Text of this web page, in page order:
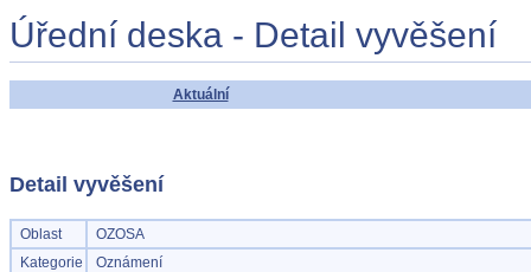
Úřední deska - Detail vyvěšení
Aktuální
Detail vyvěšení
Oblast
OZOSA
Kategorie
Oznámení